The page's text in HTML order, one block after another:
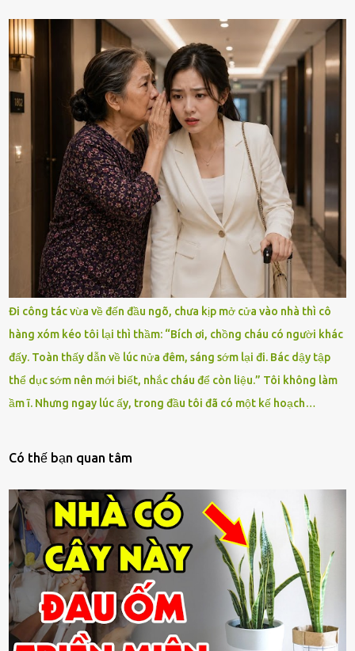
Đi công tác vừa về đến đầu ngõ, chưa kịp mở cửa vào nhà thì cô
hàng xóm kéo tôi lại thì thầm: “Bích ơi, chồng cháu có người khác
đấy. Toàn thấy dẫn về lúc nửa đêm, sáng sớm lại đi. Bác dậy tập
thể dục sớm nên mới biết, nhắc cháu để còn liệu.” Tôi không làm
ầm ĩ. Nhưng ngay lúc ấy, trong đầu tôi đã có một kế hoạch…
Có thế bạn quan tâm